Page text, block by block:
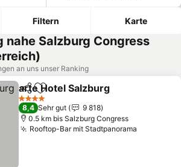
Filtern Karte
nahe Salzburg Congress
an uns unser Ranking
TeilenZu Favoriten hinzufügen
arte Hotel Salzburg
4 Sterne
8,4 Sehr gut
9 818
0.5 km bis Salzburg Congress
Rooftop-Bar mit Stadtpanorama